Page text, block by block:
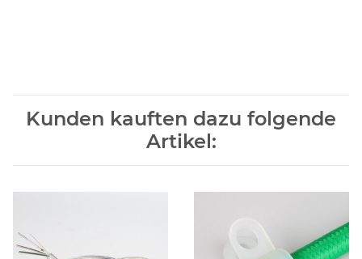
Kunden kauften dazu folgende
Artikel: